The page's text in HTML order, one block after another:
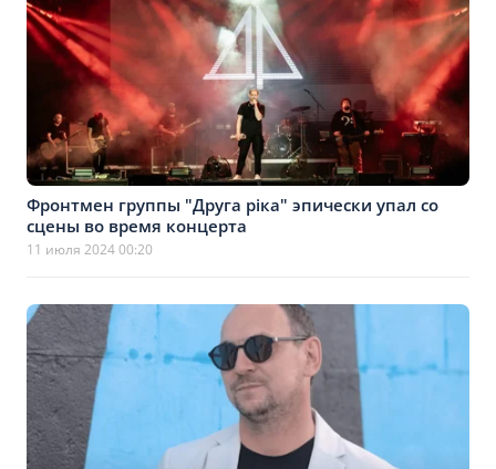
Фронтмен группы "Друга ріка" эпически упал со
сцены во время концерта
11 июля 2024 00:20